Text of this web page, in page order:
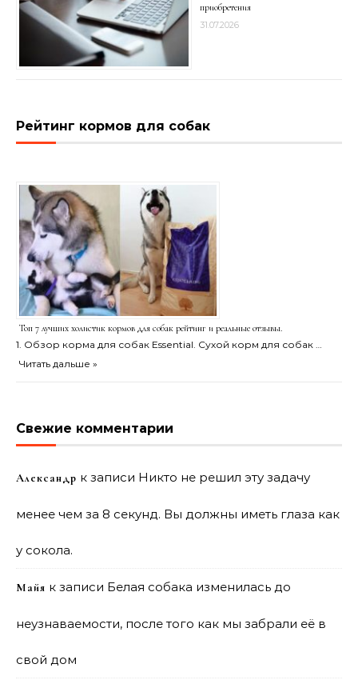
приобретения
31.07.2026
Рейтинг кормов для собак
Топ 7 лучших холистик кормов для собак рейтинг и реальные отзывы.
1. Обзор корма для собак Essential. Сухой корм для собак …
Читать дальше »
Свежие комментарии
Александр к записи Никто не решил эту задачу
менее чем за 8 секунд. Вы должны иметь глаза как
у сокола.
Майя к записи Белая собака изменилась до
неузнаваемости, после того как мы забрали её в
свой дом